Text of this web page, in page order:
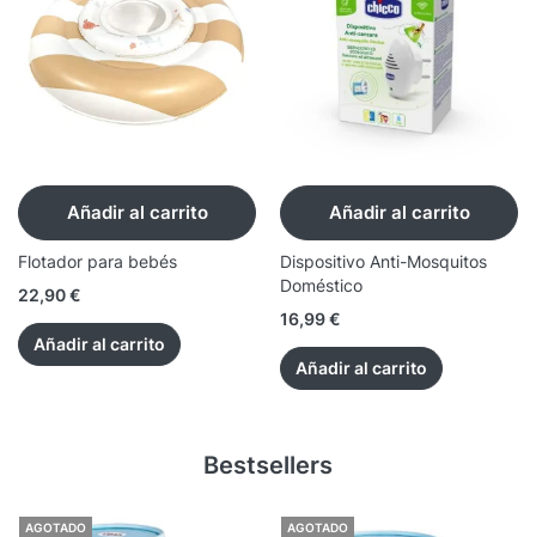
Añadir al carrito
Flotador para bebés
22,90€
Añadir al carrito
Añadir al carrito
Dispositivo Anti-Mosquitos
Doméstico
16,99€
Añadir al carrito
Bestsellers
AGOTADO AGOTADO